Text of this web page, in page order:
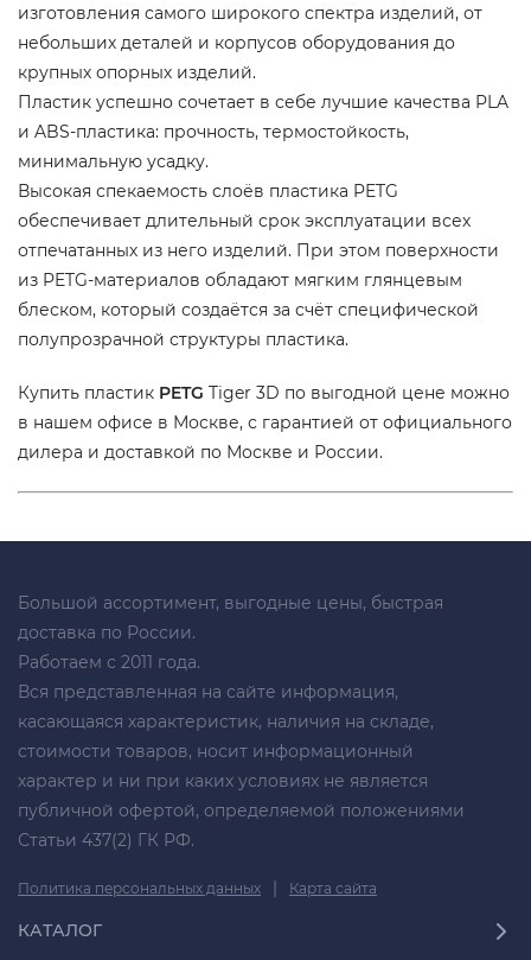
изготовления самого широкого спектра изделий, от
небольших деталей и корпусов оборудования до
крупных опорных изделий.
Пластик успешно сочетает в себе лучшие качества PLA
и ABS-пластика: прочность, термостойкость,
минимальную усадку.
Высокая спекаемость слоёв пластика PETG
обеспечивает длительный срок эксплуатации всех
отпечатанных из него изделий. При этом поверхности
из PETG-материалов обладают мягким глянцевым
блеском, который создаётся за счёт специфической
полупрозрачной структуры пластика.
Купить пластик PETG Tiger 3D по выгодной цене можно
в нашем офисе в Москве, с гарантией от официального
дилера и доставкой по Москве и России.
Большой ассортимент, выгодные цены, быстрая
доставка по России.
Работаем с 2011 года.
Вся представленная на сайте информация,
касающаяся характеристик, наличия на складе,
стоимости товаров, носит информационный
характер и ни при каких условиях не является
публичной офертой, определяемой положениями
Статьи 437(2) ГК РФ.
Политика персональных данных | Карта сайта
КАТАЛОГ